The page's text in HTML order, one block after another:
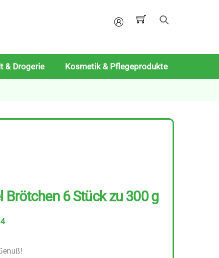
Mein
& Drogerie Kosmetik & Pflegeprodukte
Brötchen 6 Stück zu 300 g